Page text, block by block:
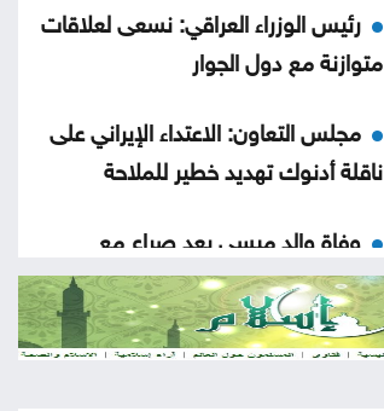
رئيس الوزراء العراقي: نسعى لعلاقات
متوازنة مع دول الجوار
مجلس التعاون: الاعتداء الإيراني على
ناقلة أدنوك تهديد خطير للملاحة
وفاة والد ميسي بعد صراع مع
المرض
تطوير العقبة وتكية أم علي توقعان